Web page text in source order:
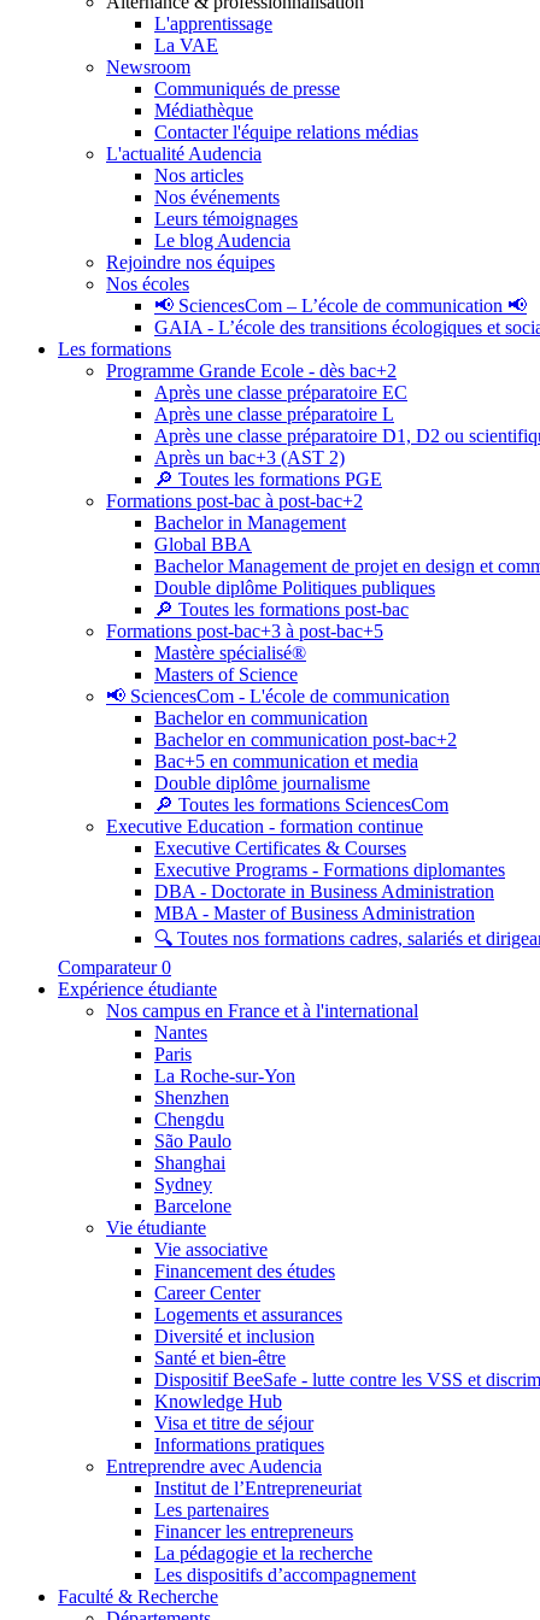
L'apprentissage
La VAE
Newsroom
Communiqués de presse
Médiathèque
Contacter l'équipe relations médias
L'actualité Audencia
Nos articles
Nos événements
Leurs témoignages
Le blog Audencia
Rejoindre nos équipes
Nos écoles
📢 SciencesCom – L’école de communication 📢
GAIA - L’école des transitions écologiques et
Les formations
Programme Grande Ecole - dès bac+2
Après une classe préparatoire EC
Après une classe préparatoire L
Après une classe préparatoire D1, D2 ou
Après un bac+3 (AST 2)
🔎 Toutes les formations PGE
Formations post-bac à post-bac+2
Bachelor in Management
Global BBA
Bachelor Management de projet en design et
Double diplôme Politiques publiques
🔎 Toutes les formations post-bac
Formations post-bac+3 à post-bac+5
Mastère spécialisé®
Masters of Science
📢 SciencesCom - L'école de communication
Bachelor en communication
Bachelor en communication post-bac+2
Bac+5 en communication et media
Double diplôme journalisme
🔎 Toutes les formations SciencesCom
Executive Education - formation continue
Executive Certificates & Courses
Executive Programs - Formations diplomantes
DBA - Doctorate in Business Administration
MBA - Master of Business Administration
🔍 Toutes nos formations cadres, salariés et
Comparateur 0
Expérience étudiante
Nos campus en France et à l'international
Nantes
Paris
La Roche-sur-Yon
Shenzhen
Chengdu
São Paulo
Shanghai
Sydney
Barcelone
Vie étudiante
Vie associative
Financement des études
Career Center
Logements et assurances
Diversité et inclusion
Santé et bien-être
Dispositif BeeSafe - lutte contre les VSS et
Knowledge Hub
Visa et titre de séjour
Informations pratiques
Entreprendre avec Audencia
Institut de l’Entrepreneuriat
Les partenaires
Financer les entrepreneurs
La pédagogie et la recherche
Les dispositifs d’accompagnement
Faculté & Recherche